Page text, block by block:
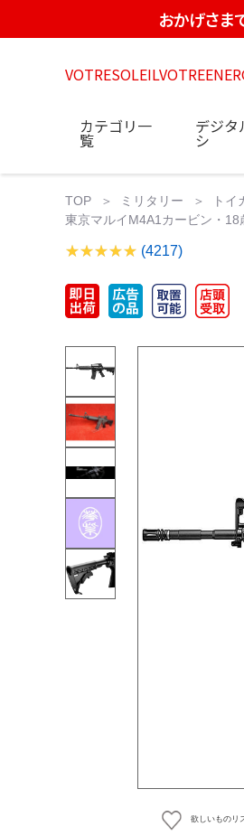
おかげさま
カテゴリ一
覧
デジタ
シ
TOP ミリタリー
トイ
東京マルイM4A1カービン・
(4217)
欲しいものリ